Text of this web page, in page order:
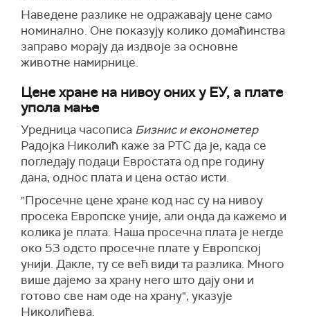
Наведене разлике не одражавају цене само
номинално. Оне показују колико домаћинства
заправо морају да издвоје за основне
животне намирнице.
Цене хране на нивоу оних у ЕУ, а плате
упола мање
Уредница часописа Бизнис и економетер
Радојка Николић каже за РТС да је, када се
погледају подаци Евростата од пре годину
дана, однос плата и цена остао исти.
"Просечне цене хране код нас су на нивоу
просека Европске уније, али онда да кажемо и
колика је плата. Наша просечна плата је негде
око 53 одсто просечне плате у Европској
унији. Дакле, ту се већ види та разлика. Много
више дајемо за храну него што дају они и
готово све нам оде на храну", указује
Николићева.